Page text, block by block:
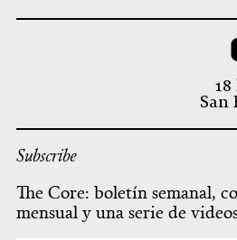
San
Subscribe
The Core: boletín semanal,
mensual y una serie de